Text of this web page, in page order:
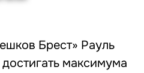
Брест» Рауль
максимума